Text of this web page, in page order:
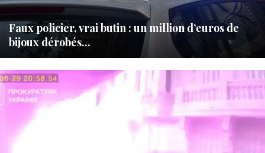
Faux policier, vrai butin : un million d’euros de
bijoux dérobés...